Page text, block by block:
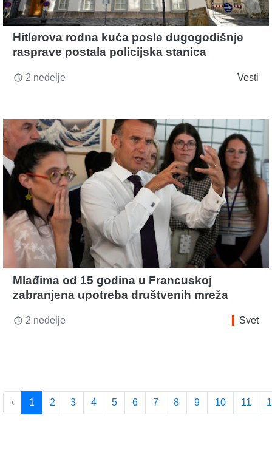
Hitlerova rodna kuća posle dugogodišnje
rasprave postala policijska stanica
access_time 2 nedelje Vesti
Mlađima od 15 godina u Francuskoj
zabranjena upotreba društvenih mreža
access_time 2 nedelje Svet
‹ 1 2 3 4 5 6 7 8 9 10 11